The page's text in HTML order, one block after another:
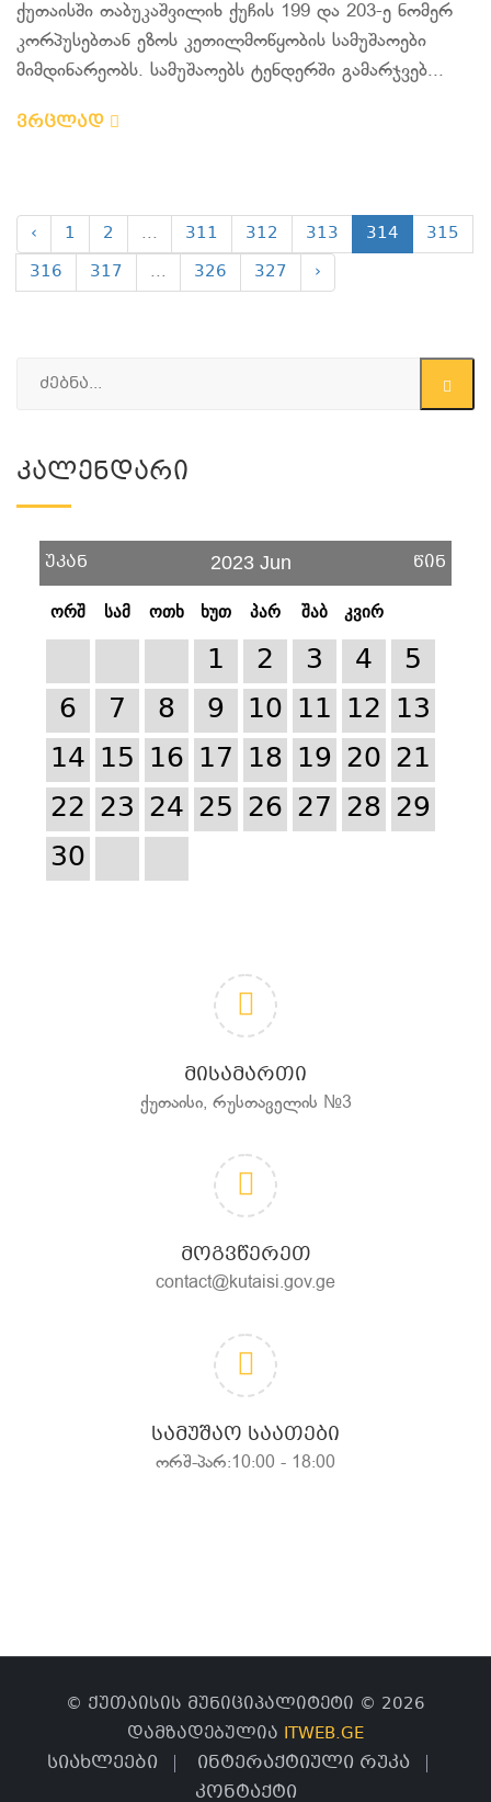
ქუთაისში თაბუკაშვილიხ ქუჩის 199 და 203-ე ნომერ
კორპუსებთან ეზოს კეთილმოწყობის სამუშაოები
მიმდინარეობს. სამუშაოებს ტენდერში გამარჯვებ...
ვრცლად
‹ 1 2 ... 311 312 313 314
315
316
317 ... 326 327 ›
Კალენდარი
უკან 2023 Jun წინ
ორშ სამ ოთხ ხუთ პარ შაბ კვირ
1 2 3 4
5
6
7 8 9 10 11 12 13
14 15 16 17 18 19 20 21
22 23 24 25 26 27 28 29
30
ᲛᲘᲡᲐᲛᲐᲠᲗᲘ
ქუთაისი, რუსთაველის №3
ᲛᲝᲒᲕᲬᲔᲠᲔᲗ
contact@kutaisi.gov.ge
ᲡᲐᲛᲣᲨᲐᲝ ᲡᲐᲐᲗᲔᲑᲘ
ორშ-პარ:10:00 - 18:00
© ქუთაისის მუნიციპალიტეტი © 2026
დამზადებულია ITWEB.GE
სიახლეები
ინტერაქტიული რუკა
კონტაქტი